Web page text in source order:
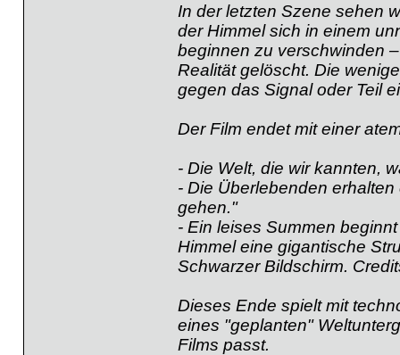
In der letzten Szene sehen
der Himmel sich in einem
beginnen zu verschwinden
Realität gelöscht. Die
gegen das Signal oder Teil
Der Film endet mit einer
- Die Welt, die wir kannten,
- Die Überlebenden
gehen."
- Ein leises Summen
Himmel eine gigantische
Schwarzer Bildschirm.
Dieses Ende spielt mit
eines "geplanten"
Films passt.